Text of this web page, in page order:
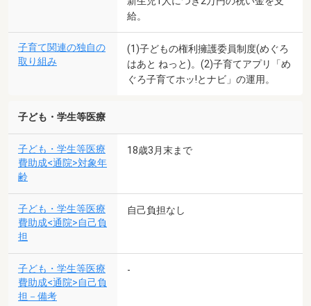
給。
子育て関連の独自の
取り組み
(1)子どもの権利擁護委員制度(めぐろ
はあと ねっと)。(2)子育てアプリ「め
ぐろ子育てホッ!とナビ」の運用。
子ども・学生等医療
子ども・学生等医療
費助成<通院>対象年
齢
18歳3月末まで
子ども・学生等医療
費助成<通院>自己負
担
自己負担なし
子ども・学生等医療
費助成<通院>自己負
担－備考
-